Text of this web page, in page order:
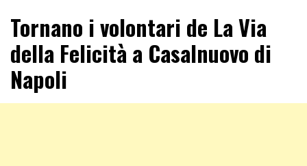
Tornano i volontari de La Via
della Felicità a Casalnuovo di
Napoli